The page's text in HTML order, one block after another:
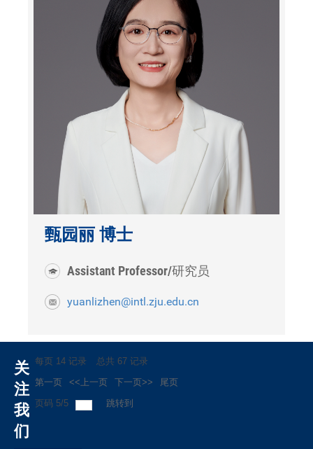
甄园丽 博士
Assistant Professor/研究员
yuanlizhen@intl.zju.edu.cn
每页 14 记录 总共 67 记录
第一页
<<上一页 下一页>>
尾页
页码 5/5 跳转到
关
注
我
们